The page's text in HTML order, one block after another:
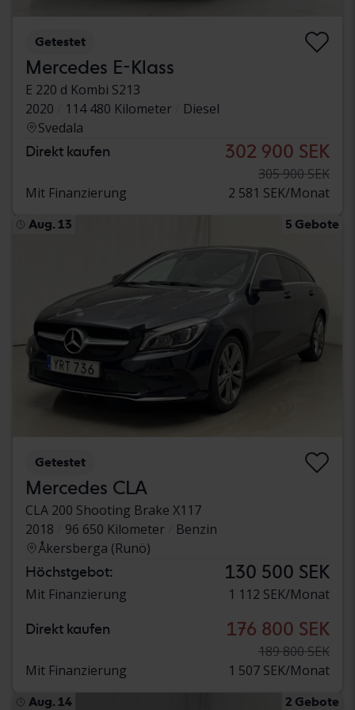
Getestet
Mercedes E-Klass
E 220 d Kombi S213
2020
114 480 Kilometer
Diesel
Svedala
Direkt kaufen 302 900 SEK
305 900 SEK
Mit Finanzierung
2 581 SEK/Monat
Aug. 13 5 Gebote
Getestet
Mercedes CLA
CLA 200 Shooting Brake X117
2018
96 650 Kilometer
Benzin
Åkersberga (Runö)
Höchstgebot: 130 500 SEK
Mit Finanzierung 1 112 SEK/Monat
Direkt kaufen 176 800 SEK
189 800 SEK
Mit Finanzierung
1 507 SEK/Monat
Aug. 14 2 Gebote